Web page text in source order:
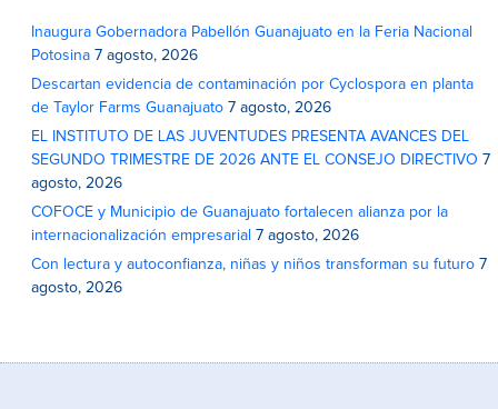
Inaugura Gobernadora Pabellón Guanajuato en la Feria Nacional
Potosina 7 agosto, 2026
Descartan evidencia de contaminación por Cyclospora en planta
de Taylor Farms Guanajuato 7 agosto, 2026
EL INSTITUTO DE LAS JUVENTUDES PRESENTA AVANCES DEL
SEGUNDO TRIMESTRE DE 2026 ANTE EL CONSEJO DIRECTIVO 7
agosto, 2026
COFOCE y Municipio de Guanajuato fortalecen alianza por la
internacionalización empresarial 7 agosto, 2026
Con lectura y autoconfianza, niñas y niños transforman su futuro 7
agosto, 2026